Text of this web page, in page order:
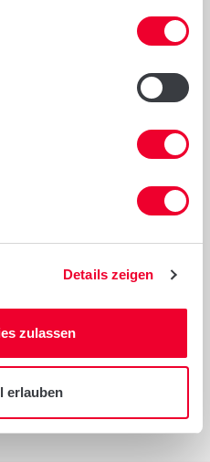
Details zeigen
zulassen
erlauben
vermissen, dann
Verkaufsberater|
|Reservierung|